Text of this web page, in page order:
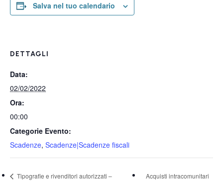
Salva nel tuo calendario
DETTAGLI
Data:
02/02/2022
Ora:
00:00
Categorie Evento:
Scadenze, Scadenze|Scadenze fiscali
Tipografie e rivenditori autorizzati –
Acquisti intracomunitari